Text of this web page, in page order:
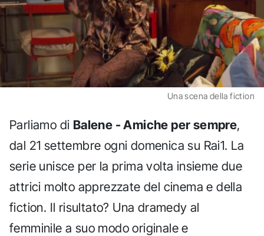
Una scena della fiction
Parliamo di Balene - Amiche per sempre,
dal 21 settembre ogni domenica su Rai1. La
serie unisce per la prima volta insieme due
attrici molto apprezzate del cinema e della
fiction. Il risultato? Una dramedy al
femminile a suo modo originale e